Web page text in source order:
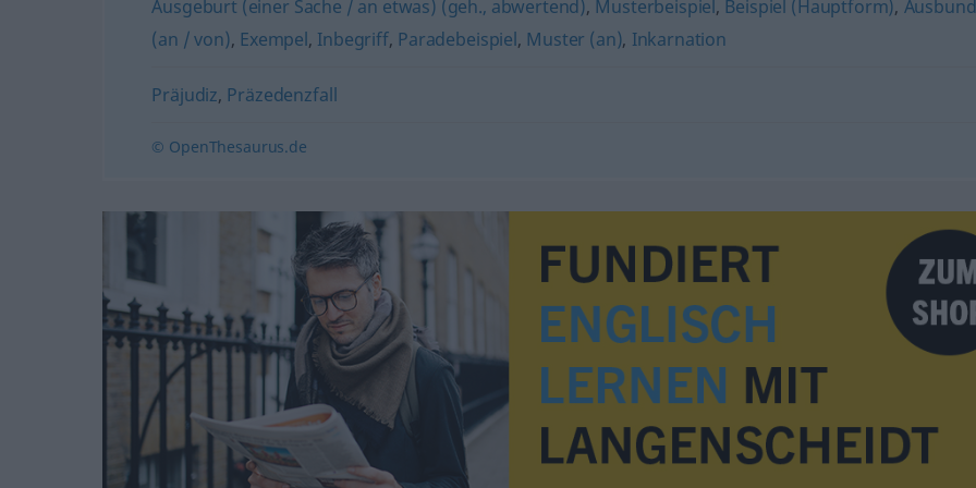
Ausgeburt (einer Sache / an etwas) (geh., abwertend), Musterbeispiel , Beispiel (Hauptform), Ausbund
(an / von), Exempel, Inbegriff, Paradebeispiel, Muster (an), Inkarnation
Präjudiz, Präzedenzfall
© OpenThesaurus.de